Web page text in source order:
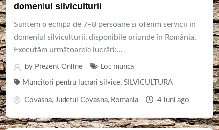
domeniul silviculturii
Suntem o echipă de 7–8 persoane și oferim servicii în
domeniul silviculturii, disponibile oriunde în România.
Executăm următoarele lucrări:...
by Prezent Online Loc munca
Muncitori pentru lucrari silvice, SILVICULTURA
Covasna, Judetul Covasna, Romania 4 luni ago